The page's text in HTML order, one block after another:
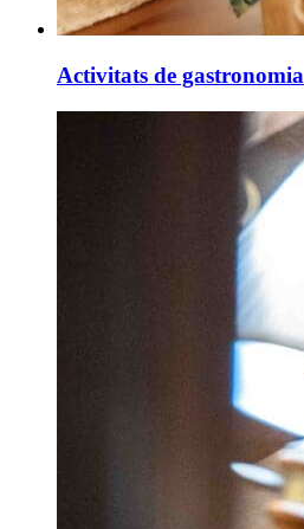
Activitats de gastronomia